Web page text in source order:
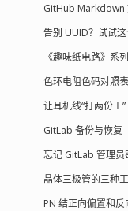
GitHub Markdown
告别 UUID？试试
《趣味纸电路》系
色环电阻色码对照表
让耳机线“打两份工”
GitLab 备份与恢复
忘记 GitLab 管理
晶体三极管的三种
PN 结正向偏置和